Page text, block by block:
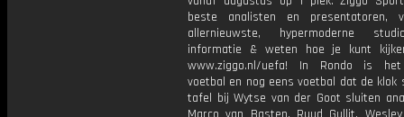
beste analisten en presentatoren,
allernieuwste, hypermoderne
informatie & weten hoe je kunt
www.ziggo.nl/uefa! In Rondo is
voetbal en nog eens voetbal dat de klok
tafel bij Wytse van der Goot sluiten